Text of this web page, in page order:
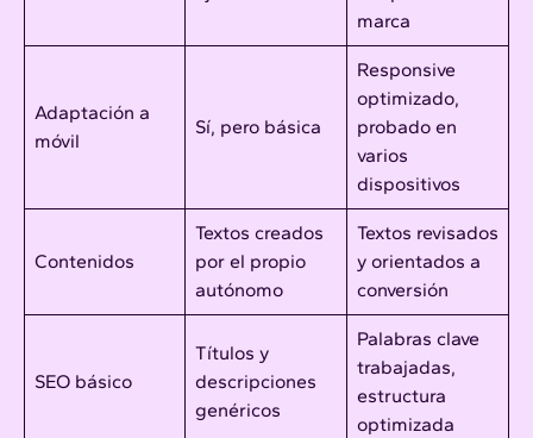
marca
Adaptación a
móvil
Sí, pero básica
Responsive
optimizado,
probado en
varios
dispositivos
Contenidos
Textos creados
por el propio
autónomo
Textos revisados
y orientados a
conversión
SEO básico
Títulos y
descripciones
genéricos
Palabras clave
trabajadas,
estructura
optimizada